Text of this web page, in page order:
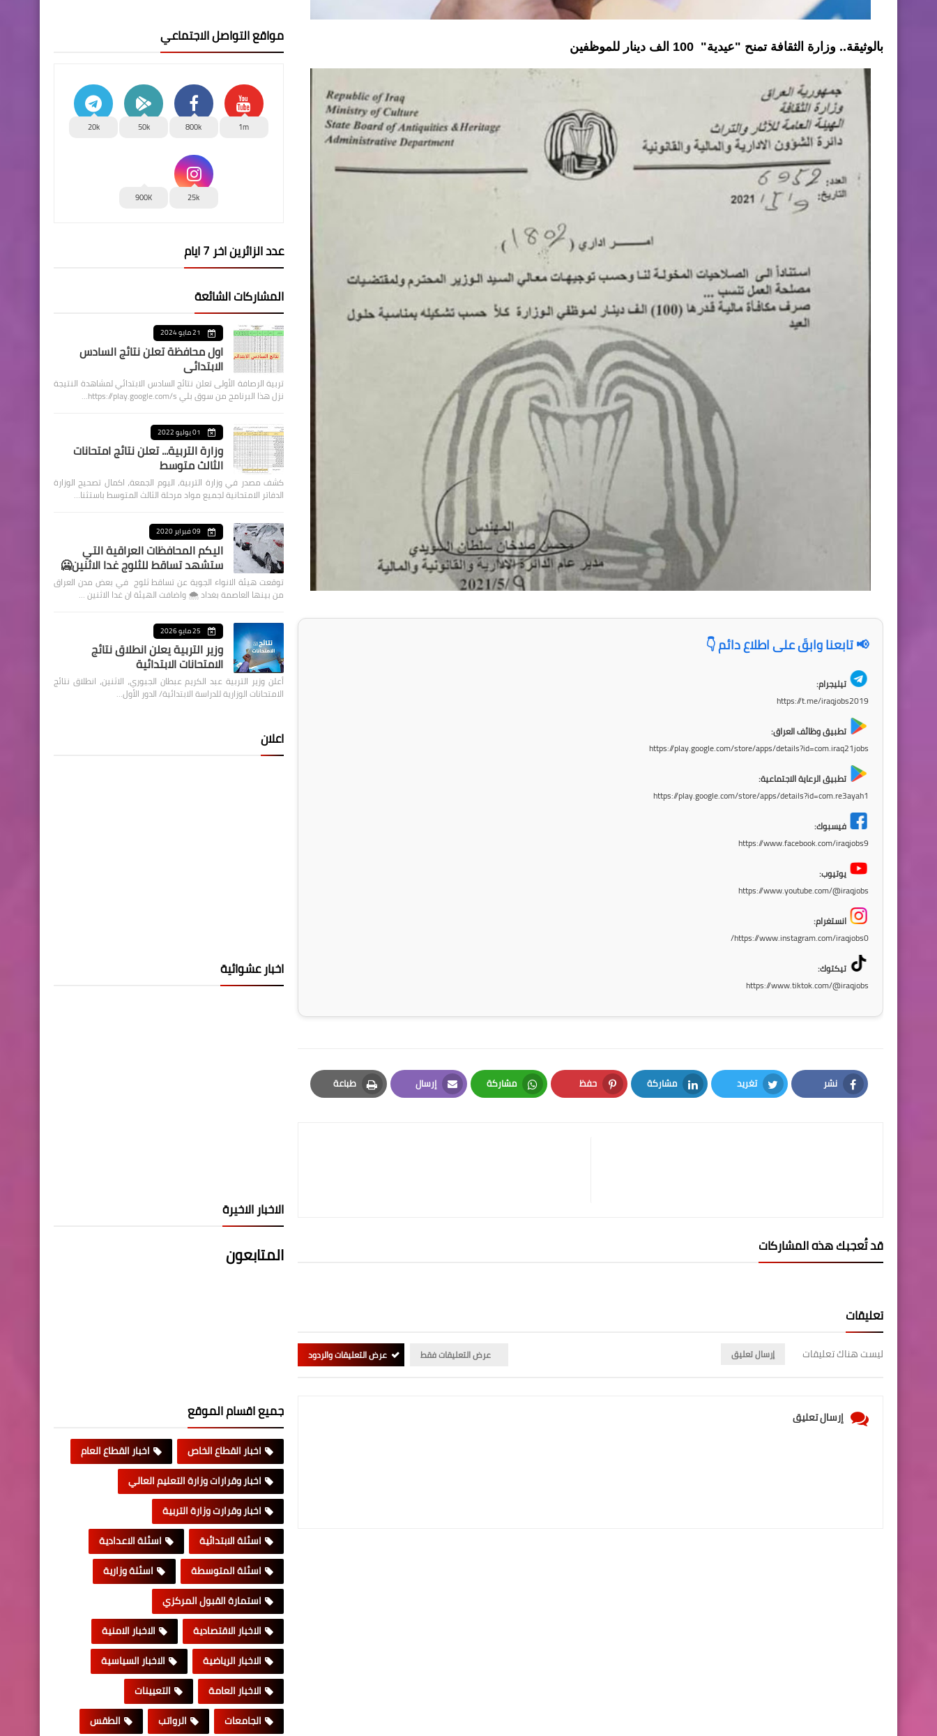
بالوثيقة.. وزارة الثقافة تمنح "عيدية" 100 الف دينار للموظفين
📢 تابعنا وابقَ على اطلاع دائم 👇
تيليجرام:
https://t.me/iraqjobs2019
تطبيق وظائف العراق:
https://play.google.com/store/apps/details?id=com.iraq21jobs
تطبيق الرعاية الاجتماعية:
https://play.google.com/store/apps/details?id=com.re3ayah1
فيسبوك:
https://www.facebook.com/iraqjobs9
يوتيوب:
https://www.youtube.com/@iraqjobs
انستغرام:
https://www.instagram.com/iraqjobs0/
تيكتوك:
https://www.tiktok.com/@iraqjobs
نشر
Facebook
تغريد
Twitter
مشاركة
LinkedIn
حفظ
Pinterest
مشاركة
Whatsapp
إرسال
Email
طباعة
Print
قد تُعجبك هذه المشاركات
تعليقات
ليست هناك تعليقات إرسال تعليق عرض التعليقات فقط عرض التعليقات والردود
إرسال تعليق
مواقع التواصل الاجتماعي
1m
800k
50k
20k
25k
900K
عدد الزائرين اخر 7 ايام
المشاركات الشائعة
21 مايو 2024
اول محافظة تعلن نتائج السادس
الابتدائي
تربية الرصافة الأولى تعلن نتائج السادس الابتدائي لمشاهدة النتيجة
نزل هذا البرنامج من سوق بلي https://play.google.com/s…
01 يوليو 2022
وزارة التربية... تعلن نتائج امتحانات
الثالث متوسط
كشف مصدر في وزارة التربية، اليوم الجمعة، اكمال تصحيح الوزارة
الدفاتر الامتحانية لجميع مواد مرحلة الثالث المتوسط باستثنا…
09 فبراير 2020
اليكم المحافظات العراقية التي
ستشهد تساقط للثلوج غدا الاثنين🥶
توقعت هيئة الانواء الجوية عن تساقط ثلوج في بعض مدن العراق
من بينها العاصمة بغداد ⁦🌨️⁩ واضافت الهيئة ان غدا الاثنين …
25 مايو 2026
وزير التربية يعلن انطلاق نتائج
الامتحانات الابتدائية
أعلن وزير التربية عبد الكريم عبطان الجبوري، الاثنين، انطلاق نتائج
الامتحانات الوزارية للدراسة الابتدائية/ الدور الأول…
اعلان
اخبار عشوائية
الاخبار الاخيرة
المتابعون
جميع اقسام الموقع
اخبار القطاع الخاص
اخبار القطاع العام
اخبار وقرارات وزارة التعليم العالي
اخبار وقرارت وزارة التربية
اسئلة الابتدائية
اسئلة الاعدادية
اسئلة المتوسطة
اسئلة وزارية
استمارة القبول المركزي
الاخبار الاقتصادية
الاخبار الامنية
الاخبار الرياضية
الاخبار السياسية
الاخبار العامة
التعيينات
الجامعات
الرواتب الطقس